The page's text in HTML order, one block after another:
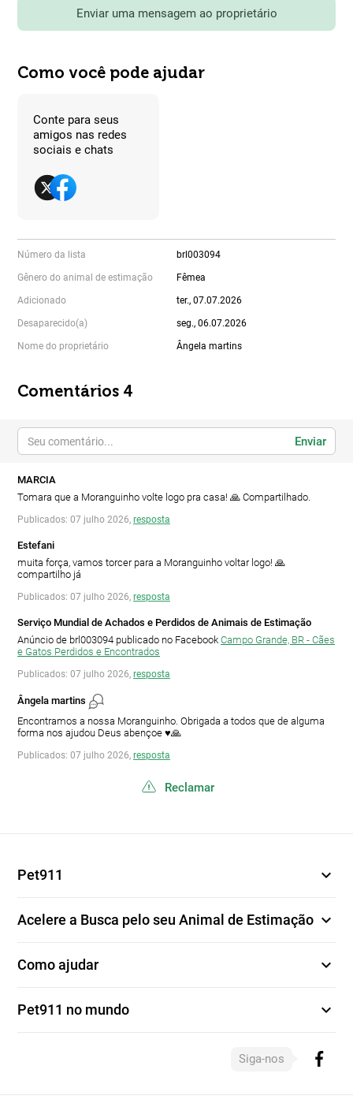
Enviar uma mensagem ao proprietário
Como você pode ajudar
Conte para seus
amigos nas redes
sociais e chats
Número da lista brl003094
Gênero do animal de estimação Fêmea
Adicionado ter., 07.07.2026
Desaparecido(a) seg., 06.07.2026
Nome do proprietário Ângela martins
Comentários 4
Enviar
MARCIA
Tomara que a Moranguinho volte logo pra casa! 🙏 Compartilhado.
Publicados: 07 julho 2026, resposta
Estefani
muita força, vamos torcer para a Moranguinho voltar logo! 🙏
compartilho já
Publicados: 07 julho 2026, resposta
Serviço Mundial de Achados e Perdidos de Animais de Estimação
Anúncio de brl003094 publicado no Facebook Campo Grande, BR - Cães
e Gatos Perdidos e Encontrados
Publicados: 07 julho 2026, resposta
Ângela martins
Encontramos a nossa Moranguinho. Obrigada a todos que de alguma
forma nos ajudou Deus abençoe ♥️🙏
Publicados: 07 julho 2026, resposta
Reclamar
Pet911 expand_more
Acelere a Busca pelo seu Animal de Estimação expand_more
Como ajudar expand_more
Pet911 no mundo expand_more
Siga-nos